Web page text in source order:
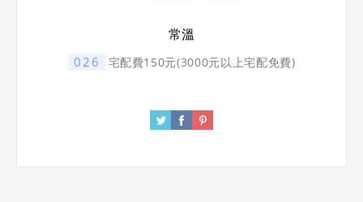
常溫
026 宅配費150元(3000元以上宅配免費)